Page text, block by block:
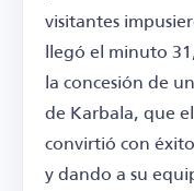
visitantes
llegó el minuto
la concesión de
de Karbala, que
convirtió con
y dando a su